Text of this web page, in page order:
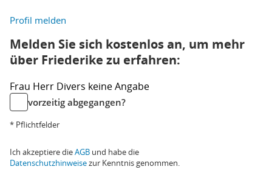
Profil melden
Melden Sie sich kostenlos an, um mehr
über Friederike zu erfahren:
Frau Herr Divers keine Angabe
vorzeitig abgegangen?
* Pflichtfelder
Ich akzeptiere dieAGB und habe die
Datenschutzhinweisezur Kenntnis genommen.